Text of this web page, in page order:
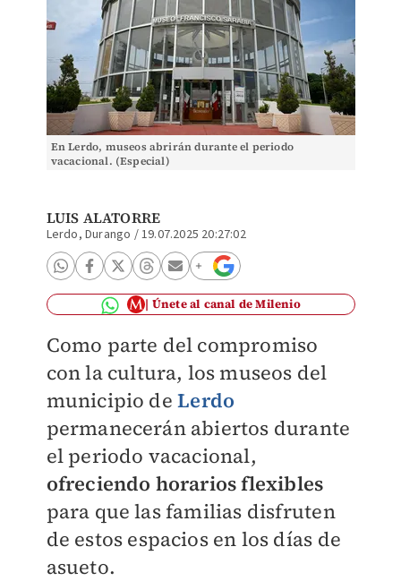
En Lerdo, museos abrirán durante el periodo
vacacional. (Especial)
LUIS ALATORRE
Lerdo, Durango /19.07.2025 20:27:02
Únete al canal de Milenio
Como parte del compromiso
con la cultura, los museos del
municipio deLerdo
permanecerán abiertos durante
el periodo vacacional,
ofreciendo horarios flexibles
para que las familias disfruten
de estos espacios en los días de
asueto.